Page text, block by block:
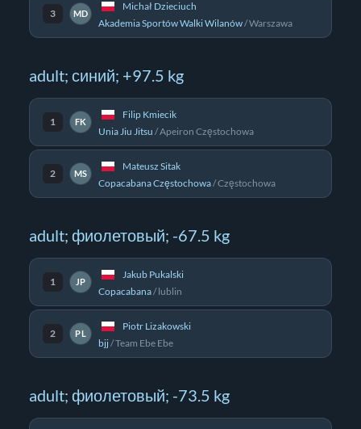
3 MD
Michał Dzieciuch
Akademia Sportów Walki Wilanów/Warszawa
adult; синий; +97.5 kg
1 FK
Filip Kmiecik
Unia Jiu Jitsu /Apeiron Częstochowa
2 MS
Mateusz Sitak
Copacabana Częstochowa/Częstochowa
adult; фиолетовый; -67.5 kg
1 JP
Jakub Pukalski
Copacabana/lublin
2 PL
Piotr Lizakowski
bjj/Team Ebe Ebe
adult; фиолетовый; -73.5 kg